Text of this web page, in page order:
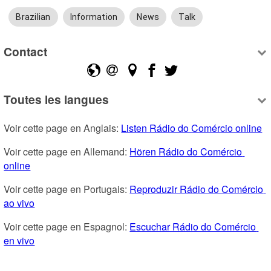
Brazilian Information News Talk
Contact
Toutes les langues
Voir cette page en Anglais: Listen Rádio do Comércio online
Voir cette page en Allemand: Hören Rádio do Comércio
online
Voir cette page en Portugais: Reproduzir Rádio do Comércio
ao vivo
Voir cette page en Espagnol: Escuchar Rádio do Comércio
en vivo